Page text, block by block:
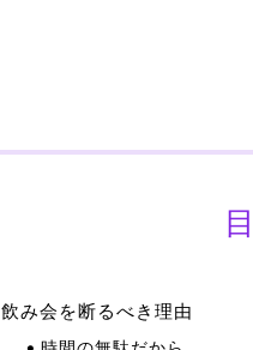
飲み会を断るべき理由